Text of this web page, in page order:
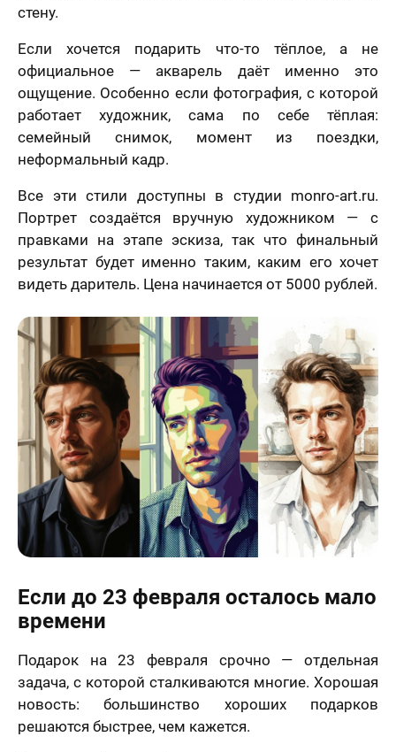
стену.
Если хочется подарить что-то тёплое, а не
официальное — акварель даёт именно это
ощущение. Особенно если фотография, с которой
работает художник, сама по себе тёплая:
семейный снимок, момент из поездки,
неформальный кадр.
Все эти стили доступны в студии monro-art.ru.
Портрет создаётся вручную художником — с
правками на этапе эскиза, так что финальный
результат будет именно таким, каким его хочет
видеть даритель. Цена начинается от 5000 рублей.
Если до 23 февраля осталось мало
времени
Подарок на 23 февраля срочно — отдельная
задача, с которой сталкиваются многие. Хорошая
новость: большинство хороших подарков
решаются быстрее, чем кажется.